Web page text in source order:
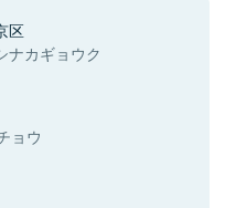
区
ナカギョウク
ョウ